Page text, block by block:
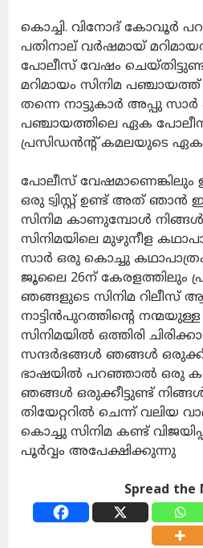
കൊച്ചി. വിനോദ് കോവൂർ
പതിനാല് വർഷമായ്
പോലീസ് വേഷം
മറിമായം സിനിമ
തന്നെ നാട്ടുകാർ അപ്പു സാർ
പഞ്ചായത്തിലെ ഏക
പ്രസിഡൻൻ്റ് കമലയുടെ ഏക
പോലീസ്
ഒരു ട്വിസ്റ്റ് ഉണ്ട് അത് ഞാൻ
സിനിമ കാണുമ്പോൾ
സിനിമയിലെ മുഴുനീള
സാർ ഒരു കൊച്ചു
ജൂലൈ 26ന് കേരളത്തിലും
ഞങ്ങളുടെ സിനിമ റിലീസ്
നാട്ടിൻപുറത്തിൻ്റെ
സിനിമയിൽ ഒത്തിരി
സന്ദർഭങ്ങൾ ഞങ്ങൾ
ഭാഷയിൽ പറഞ്ഞാൽ ഒരു
ഞങ്ങൾ ഒരുക്കീട്ടുണ്ട്
തിയേറ്ററിൽ ചെന്ന് വലിയ
കൊച്ചു സിനിമ കണ്ട്
പൂർവ്വം അപേക്ഷിക്കുന്നു
Spread the